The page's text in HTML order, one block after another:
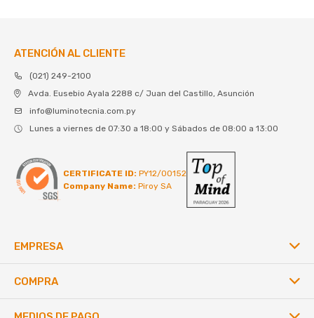
ATENCIÓN AL CLIENTE
(021) 249-2100
Avda. Eusebio Ayala 2288 c/ Juan del Castillo, Asunción
info@luminotecnia.com.py
Lunes a viernes de 07:30 a 18:00 y Sábados de 08:00 a 13:00
CERTIFICATE ID: PY12/00152
Company Name: Piroy SA
EMPRESA
COMPRA